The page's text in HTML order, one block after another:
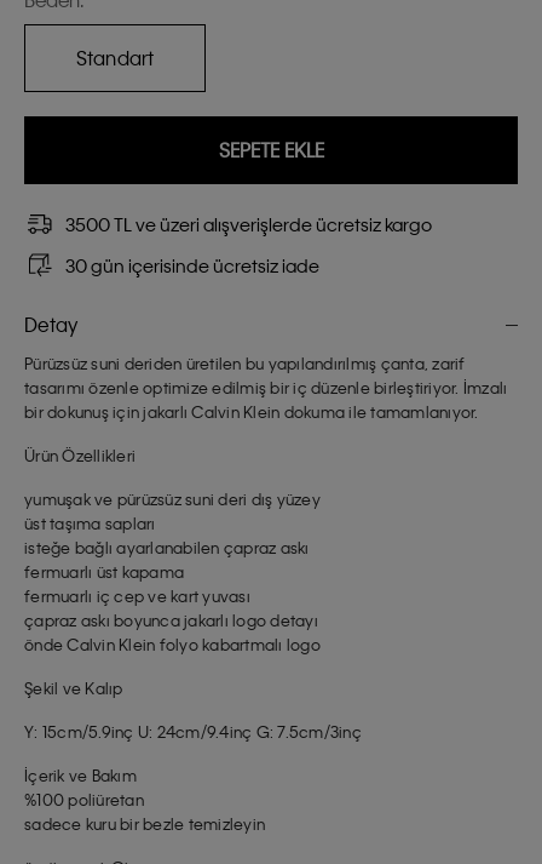
Standart
SEPETE EKLE
3500 TL ve üzeri alışverişlerde ücretsiz kargo
30 gün içerisinde ücretsiz iade
Detay
Pürüzsüz suni deriden üretilen bu yapılandırılmış çanta, zarif
tasarımı özenle optimize edilmiş bir iç düzenle birleştiriyor. İmzalı
bir dokunuş için jakarlı Calvin Klein dokuma ile tamamlanıyor.
Ürün Özellikleri
yumuşak ve pürüzsüz suni deri dış yüzey
üst taşıma sapları
isteğe bağlı ayarlanabilen çapraz askı
fermuarlı üst kapama
fermuarlı iç cep ve kart yuvası
çapraz askı boyunca jakarlı logo detayı
önde Calvin Klein folyo kabartmalı logo
Şekil ve Kalıp
Y: 15cm/5.9inç U: 24cm/9.4inç G: 7.5cm/3inç
İçerik ve Bakım
%100 poliüretan
sadece kuru bir bezle temizleyin